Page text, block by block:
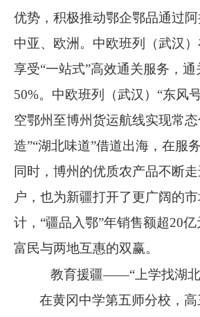
优势，积极推动鄂企鄂品通过
中亚、欧洲。中欧班列（武汉
享受“一站式”高效通关服务，通
50%。中欧班列（武汉） “东风
空鄂州至博州货运航线实现常态
造”“湖北味道”借道出海，在服
同时，博州的优质农产品不断
户，也为新疆打开了更广阔的
计， “疆品入鄂”年销售额超20亿
富民与两地互惠的双赢。
教育援疆——“上学找湖北
在黄冈中学第五师分校，